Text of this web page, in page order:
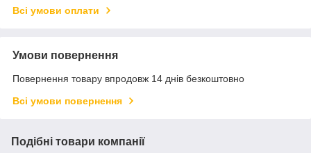
Всі умови оплати
Умови повернення
Повернення товару впродовж 14 днів безкоштовно
Всі умови повернення
Подібні товари компанії